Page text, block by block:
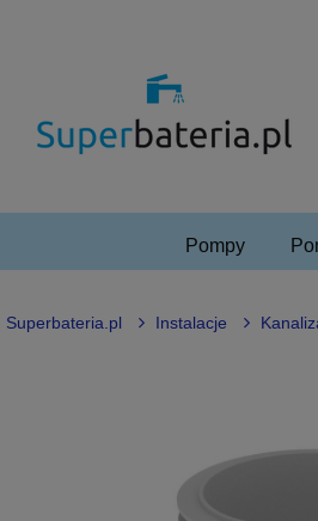
Pompy
Superbateria.pl Instalacje